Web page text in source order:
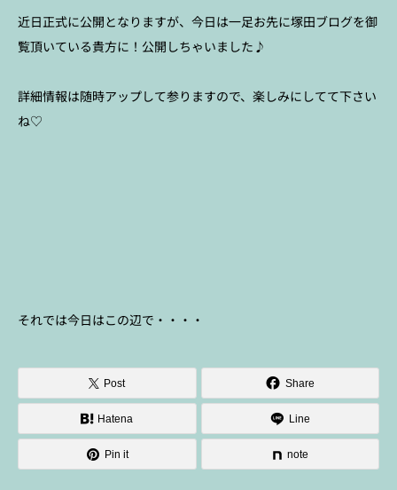
近日正式に公開となりますが、今日は一足お先に塚田ブログを御
覧頂いている貴方に！公開しちゃいました♪
詳細情報は随時アップして参りますので、楽しみにしてて下さい
ね♡
それでは今日はこの辺で・・・・
Post Share
Hatena Line
Pin it note